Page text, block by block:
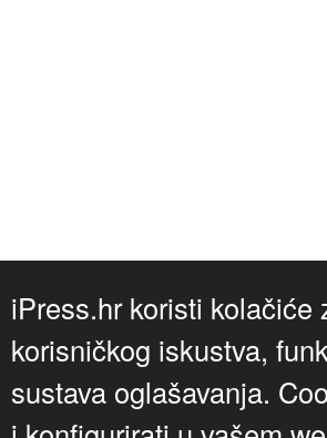
iPress.hr koristi kolačiće
korisničkog iskustva,
sustava oglašavanja.